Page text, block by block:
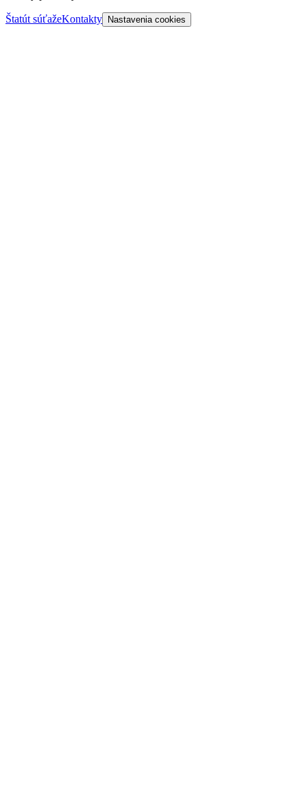
Štatút súťažeKontakty Nastavenia cookies